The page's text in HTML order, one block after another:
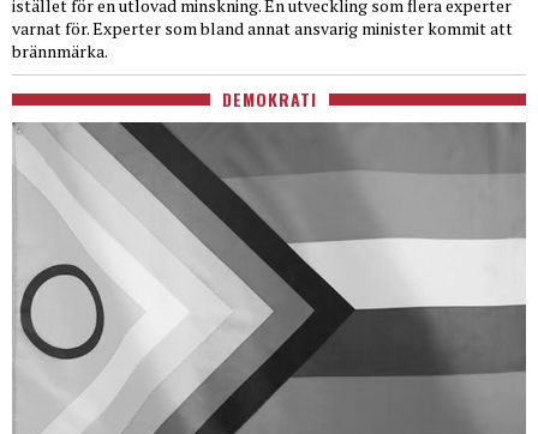
istället för en utlovad minskning. En utveckling som flera experter
varnat för. Experter som bland annat ansvarig minister kommit att
brännmärka.
DEMOKRATI